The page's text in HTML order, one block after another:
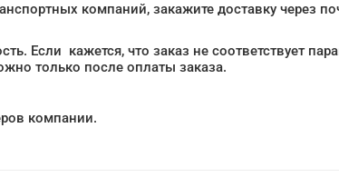
компаний, закажите доставку через
Если кажется, что заказ не соответствует
только после оплаты заказа.
компании.